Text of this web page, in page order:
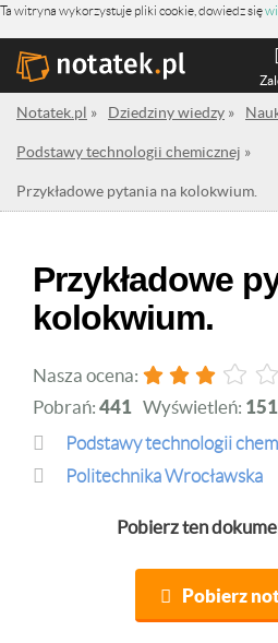
Ta witryna wykorzystuje pliki cookie, dowiedz się
Notatek.pl » Dziedziny wiedzy »
Podstawy technologii chemicznej »
Przykładowe pytania na kolokwium.
Przykładowe
kolokwium.
Nasza ocena:
Pobrań: 441 Wyświetleń:
Podstawy technologii
Politechnika Wrocławska
Pobierz ten
Pobierz